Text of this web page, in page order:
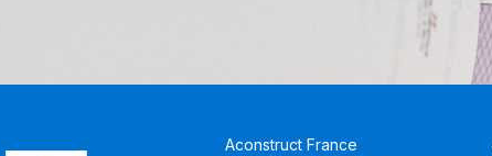
Aconstruct France